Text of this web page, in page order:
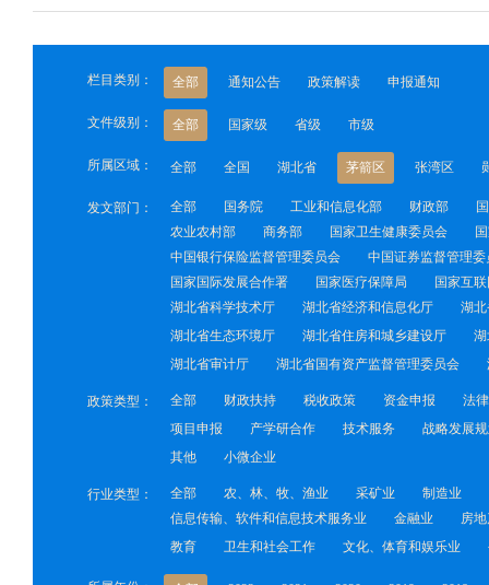
栏目类别： 全部 通知公告 政策解读 申报通知
文件级别： 全部 国家级 省级 市级
所属区域： 全部 全国 湖北省 茅箭区 张湾区
发文部门： 全部 国务院 工业和信息化部 财政部
农业农村部
商务部 国家卫生健康委员会
中国银行保险监督管理委员会
中国证券监督管理委
国家国际发展合作署
国家医疗保障局
国家互
湖北省科学技术厅
湖北省经济和信息化厅
湖
湖北省生态环境厅
湖北省住房和城乡建设厅
湖北省审计厅
湖北省国有资产监督管理委员会
政策类型： 全部 财政扶持 税收政策 资金申报
法
项目申报
产学研合作 技术服务
战略发展
其他
小微企业
行业类型： 全部 农、林、牧、渔业 采矿业
制造业
信息传输、软件和信息技术服务业
金融业
房
教育
卫生和社会工作 文化、体育和娱乐业